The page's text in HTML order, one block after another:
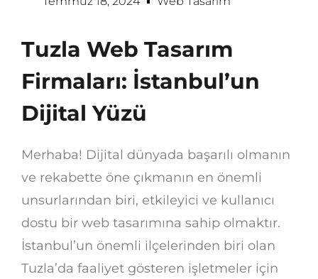
Tuzla Web Tasarım
Firmaları: İstanbul’un
Dijital Yüzü
Merhaba! Dijital dünyada başarılı olmanın
ve rekabette öne çıkmanın en önemli
unsurlarından biri, etkileyici ve kullanıcı
dostu bir web tasarımına sahip olmaktır.
İstanbul’un önemli ilçelerinden biri olan
Tuzla’da faaliyet gösteren işletmeler için